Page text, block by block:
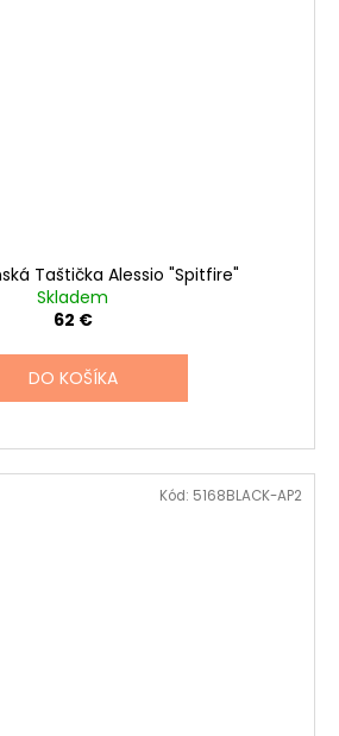
Taštička Alessio "Spitfire"
Skladem
62 €
DO KOŠÍKA
Kód: 5168BLACK-AP2